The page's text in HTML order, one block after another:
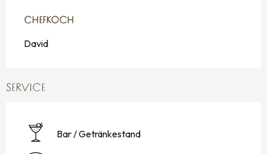
CHEFKOCH
CHEFKOCH
David
SERVICE
Bar / Getränkestand